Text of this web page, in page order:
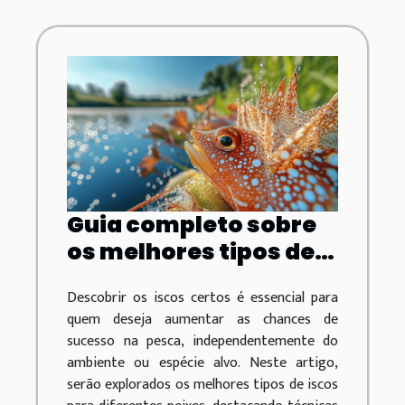
Guia completo sobre
os melhores tipos de
peixes
Descobrir os iscos certos é essencial para
quem deseja aumentar as chances de
sucesso na pesca, independentemente do
ambiente ou espécie alvo. Neste artigo,
serão explorados os melhores tipos de iscos